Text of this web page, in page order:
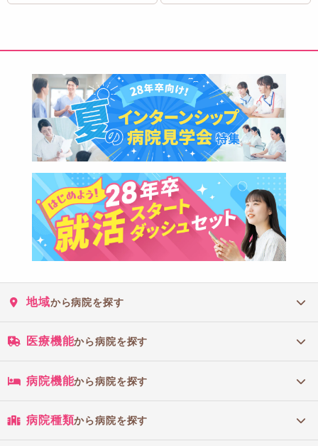
地域から病院を探す
医療機能から病院を探す
病院機能から病院を探す
病院種類から病院を探す